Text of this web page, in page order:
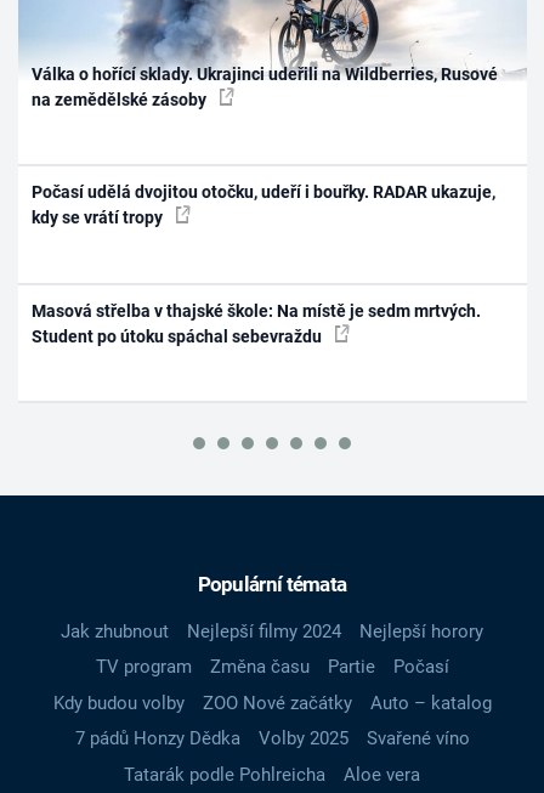
Válka o hořící sklady. Ukrajinci udeřili na Wildberries, Rusové
na zemědělské zásoby
Počasí udělá dvojitou otočku, udeří i bouřky. RADAR ukazuje,
kdy se vrátí tropy
Masová střelba v thajské škole: Na místě je sedm mrtvých.
Student po útoku spáchal sebevraždu
Populární témata
Jak zhubnout Nejlepší filmy 2024
Nejlepší horory
TV program
Změna času Partie
Počasí
Kdy budou volby
ZOO Nové začátky
Auto – katalog
7 pádů Honzy Dědka
Volby 2025
Svařené víno
Tatarák podle Pohlreicha
Aloe vera